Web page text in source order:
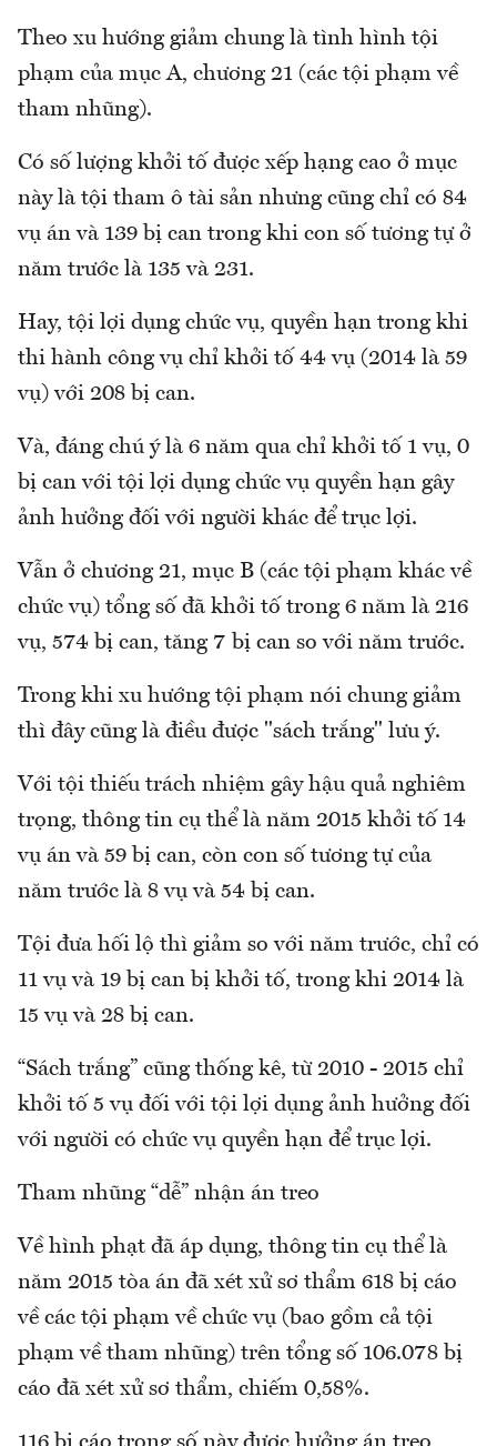
Theo xu hướng giảm chung là tình hình tội
phạm của mục A, chương 21 (các tội phạm về
tham nhũng).
Có số lượng khởi tố được xếp hạng cao ở mục
này là tội tham ô tài sản nhưng cũng chỉ có 84
vụ án và 139 bị can trong khi con số tương tự ở
năm trước là 135 và 231.
Hay, tội lợi dụng chức vụ, quyền hạn trong khi
thi hành công vụ chỉ khởi tố 44 vụ (2014 là 59
vụ) với 208 bị can.
Và, đáng chú ý là 6 năm qua chỉ khởi tố 1 vụ, 0
bị can với tội lợi dụng chức vụ quyền hạn gây
ảnh hưởng đối với người khác để trục lợi.
Vẫn ở chương 21, mục B (các tội phạm khác về
chức vụ) tổng số đã khởi tố trong 6 năm là 216
vụ, 574 bị can, tăng 7 bị can so với năm trước.
Trong khi xu hướng tội phạm nói chung giảm
thì đây cũng là điều được "sách trắng" lưu ý.
Với tội thiếu trách nhiệm gây hậu quả nghiêm
trọng, thông tin cụ thể là năm 2015 khởi tố 14
vụ án và 59 bị can, còn con số tương tự của
năm trước là 8 vụ và 54 bị can.
Tội đưa hối lộ thì giảm so với năm trước, chỉ có
11 vụ và 19 bị can bị khởi tố, trong khi 2014 là
15 vụ và 28 bị can.
“Sách trắng” cũng thống kê, từ 2010 - 2015 chỉ
khởi tố 5 vụ đối với tội lợi dụng ảnh hưởng đối
với người có chức vụ quyền hạn để trục lợi.
Tham nhũng “dễ” nhận án treo
Về hình phạt đã áp dụng, thông tin cụ thể là
năm 2015 tòa án đã xét xử sơ thẩm 618 bị cáo
về các tội phạm về chức vụ (bao gồm cả tội
phạm về tham nhũng) trên tổng số 106.078 bị
cáo đã xét xử sơ thẩm, chiếm 0,58%.